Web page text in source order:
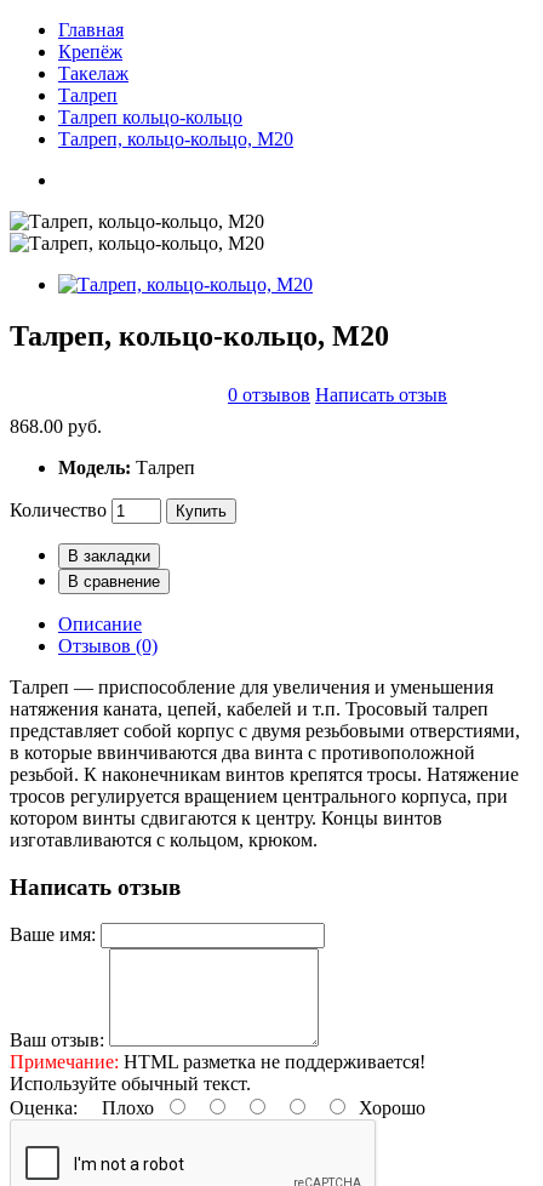
Главная
Крепёж
Такелаж
Талреп
Талреп кольцо-кольцо
Талреп, кольцо-кольцо, М20
Талреп, кольцо-кольцо, М20
0 отзывов Написать отзыв
868.00 руб.
Модель: Талреп
Количество Купить
В закладки
В сравнение
Описание
Отзывов (0)
Талреп — приспособление для увеличения и уменьшения
натяжения каната, цепей, кабелей и т.п. Тросовый талреп
представляет собой корпус с двумя резьбовыми отверстиями,
в которые ввинчиваются два винта с противоположной
резьбой. К наконечникам винтов крепятся тросы. Натяжение
тросов регулируется вращением центрального корпуса, при
котором винты сдвигаются к центру. Концы винтов
изготавливаются с кольцом, крюком.
Написать отзыв
Ваше имя:
Ваш отзыв:
Примечание: HTML разметка не поддерживается!
Используйте обычный текст.
Оценка: Плохо Хорошо